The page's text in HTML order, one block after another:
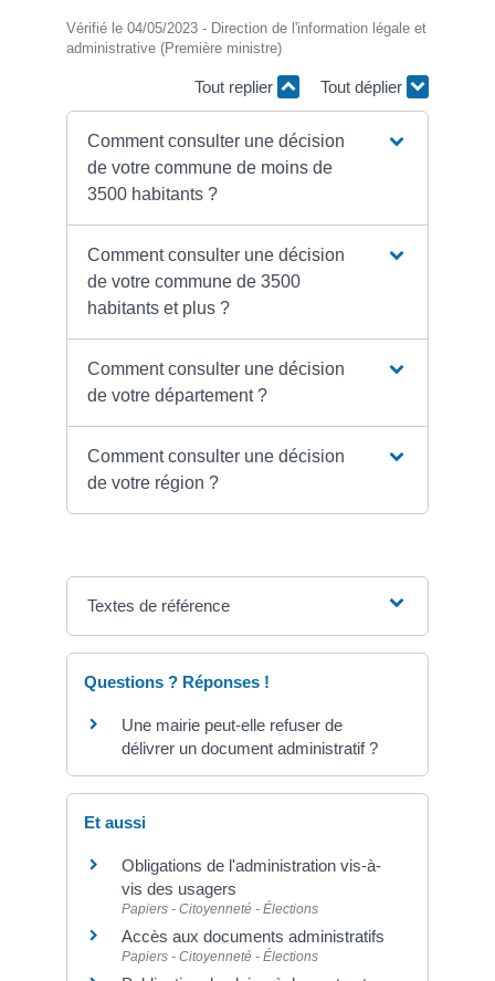
Vérifié le 04/05/2023 - Direction de l'information légale et
administrative (Première ministre)
Tout replier Tout déplier
Comment consulter une décision
de votre commune de moins de
3500 habitants ?
Comment consulter une décision
de votre commune de 3500
habitants et plus ?
Comment consulter une décision
de votre département ?
Comment consulter une décision
de votre région ?
Textes de référence
Questions ? Réponses !
Une mairie peut-elle refuser de
délivrer un document administratif ?
Et aussi
Obligations de l'administration vis-à-
vis des usagers
Papiers - Citoyenneté - Élections
Accès aux documents administratifs
Papiers - Citoyenneté - Élections